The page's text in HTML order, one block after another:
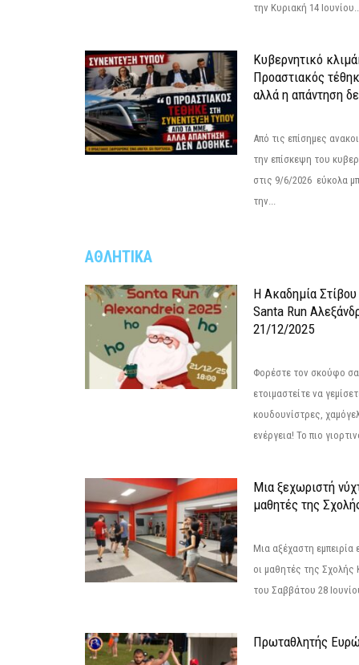
την Κυριακή 14
Κυβερνητικό
Προαστιακός
αλλά η απάντηση
Από τις επίσημες
την επίσκεψη του
στις 9/6/2026 εύκολα
την...
ΑΘΛΗΤΙΚΑ
Η Ακαδημία
Santa Run
21/12/2025
Φορέστε τον σκούφο
ετοιμαστείτε να
κουδουνίστρες,
ενέργεια! Το πιο
Μια ξεχωριστή
μαθητές της
Μια αξέχαστη εμπειρία
οι μαθητές της
του Σαββάτου 28
Πρωταθλητής